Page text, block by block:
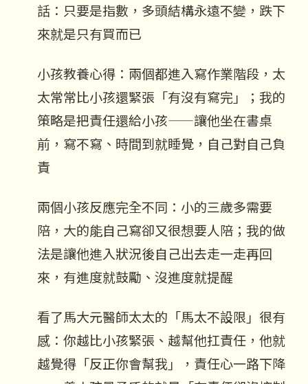
話：只要是指數，多頭結構永遠不變，跌下
來就是只有買而已
小孩教養心得：兩個都進入寫作業階段，太
太常常比小孩還緊張「有沒有寫完」；我的
策略是把責任還給小孩——讓他坐在書桌
前，寫不寫、時間到就睡覺，自己對自己負
責
兩個小孩反應完全不同：小的三歲多需要
陪，大的能自己寫卻又很想要人陪；我的做
法是讓他進入狀況後自己出去走一走再回
來，有進度就鼓勵、沒進度就提醒
看了馬大元醫師太太的「馬太不設限」很有
感：你越比小孩緊張、越幫他扛責任，他就
越覺得「反正你會幫我」，責任心一路下降